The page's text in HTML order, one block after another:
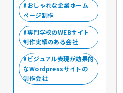
おしゃれな企業ホーム
ページ制作
専門学校のWEBサイト
制作実績のある会社
ビジュアル表現が効果的
なWordpressサイトの
制作会社